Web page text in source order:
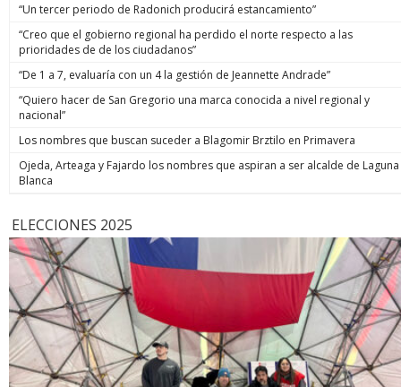
“Un tercer periodo de Radonich producirá estancamiento”
“Creo que el gobierno regional ha perdido el norte respecto a las
prioridades de de los ciudadanos”
“De 1 a 7, evaluaría con un 4 la gestión de Jeannette Andrade”
“Quiero hacer de San Gregorio una marca conocida a nivel regional y
nacional”
Los nombres que buscan suceder a Blagomir Brztilo en Primavera
Ojeda, Arteaga y Fajardo los nombres que aspiran a ser alcalde de Laguna
Blanca
ELECCIONES 2025